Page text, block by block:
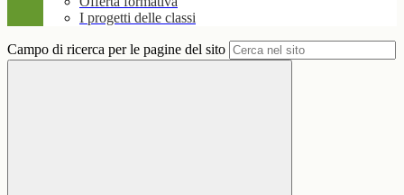
I progetti delle classi
Campo di ricerca per le pagine del sito